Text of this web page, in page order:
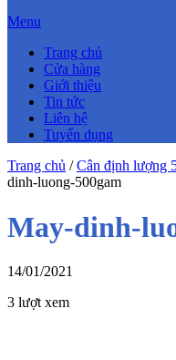
Menu
Trang chủ
Cửa hàng
Giới thiệu
Tin tức
Liên hệ
Tuyển dụng
Trang chủ /Cân định lượng
dinh-luong-500gam
May-dinh-
14/01/2021
3 lượt xem